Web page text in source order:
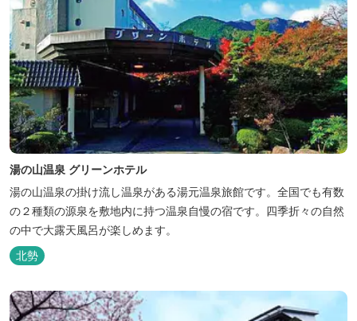
湯の山温泉 グリーンホテル
湯の山温泉の掛け流し温泉がある湯元温泉旅館です。全国でも有数
の２種類の源泉を敷地内に持つ温泉自慢の宿です。四季折々の自然
の中で大露天風呂が楽しめます。
北勢